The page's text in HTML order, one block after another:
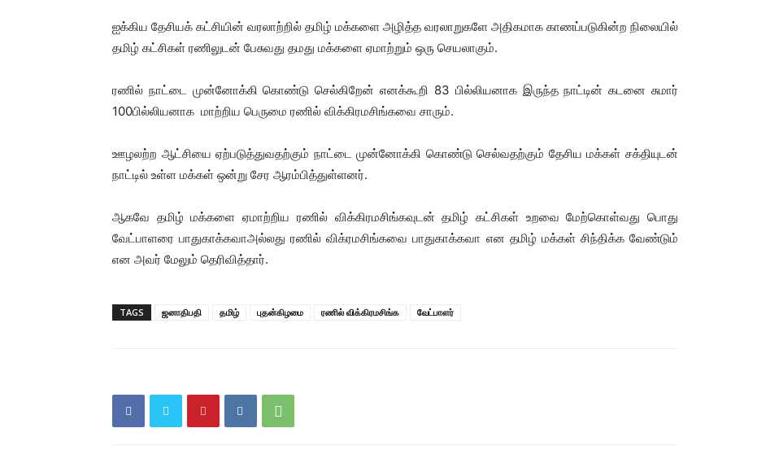
ஐக்கிய தேசியக் கட்சியின் வரலாற்றில் தமிழ் மக்களை அழித்த வரலாறுகளே அதிகமாக காணப்படுகின்ற நிலையில்
தமிழ் கட்சிகள் ரணிலுடன் பேசுவது தமது மக்களை ஏமாற்றும் ஒரு செயலாகும்.
ரணில் நாட்டை முன்னோக்கி கொண்டு செல்கிறேன் எனக்கூறி 83 பில்லியனாக இருந்த நாட்டின் கடனை சுமார்
100பில்லியனாக மாற்றிய பெருமை ரணில் விக்கிரமசிங்கவை சாரும்.
ஊழலற்ற ஆட்சியை ஏற்படுத்துவதற்கும் நாட்டை முன்னோக்கி கொண்டு செல்வதற்கும் தேசிய மக்கள் சக்தியுடன்
நாட்டில் உள்ள மக்கள் ஒன்று சேர ஆரம்பித்துள்ளனர்.
ஆகவே தமிழ் மக்களை ஏமாற்றிய ரணில் விக்கிரமசிங்கவுடன் தமிழ் கட்சிகள் உறவை மேற்கொள்வது பொது
வேட்பாளரை பாதுகாக்கவாஅல்லது ரணில் விக்ரமசிங்கவை பாதுகாக்கவா என தமிழ் மக்கள் சிந்திக்க வேண்டும்
என அவர் மேலும் தெரிவித்தார்.
TAGS ஜனாதிபதி தமிழ் புதன்கிழமை ரணில் விக்கிரமசிங்க வேட்பாளர்